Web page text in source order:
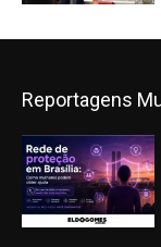
Reportagens